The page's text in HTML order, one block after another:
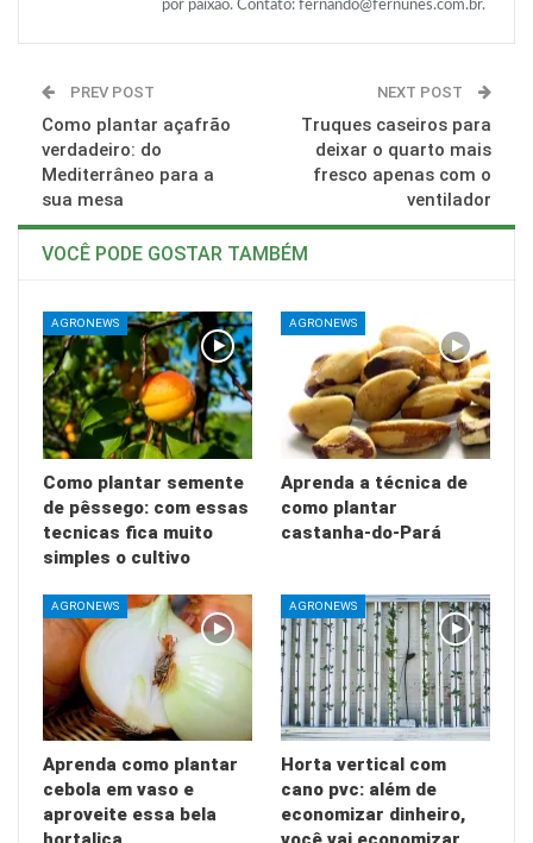
por paixão. Contato: fernando@fernunes.com.br.
PREV POST
Como plantar açafrão
verdadeiro: do
Mediterrâneo para a
sua mesa
NEXT POST
Truques caseiros para
deixar o quarto mais
fresco apenas com o
ventilador
VOCÊ PODE GOSTAR TAMBÉM
AGRONEWS
Como plantar semente
de pêssego: com essas
tecnicas fica muito
simples o cultivo
AGRONEWS
Aprenda a técnica de
como plantar
castanha-do-Pará
AGRONEWS
Aprenda como plantar
cebola em vaso e
aproveite essa bela
AGRONEWS
Horta vertical com
cano pvc: além de
economizar dinheiro,